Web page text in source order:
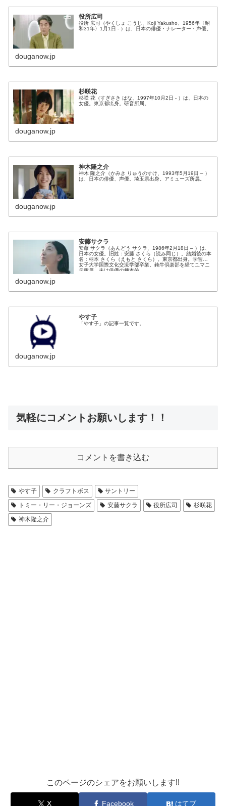
役所広司
役所 広司（やくしょ こうじ、Koji Yakusho、1956年〈昭
和31年〉1月1日 - ）は、日本の俳優・ナレーター・声優。
douganow.jp
杉咲花
杉咲 花（すぎさき はな、1997年10月2日 - ）は、日本の
女優。東京都出身。研音所属。
douganow.jp
神木隆之介
神木 隆之介（かみき りゅうのすけ、1993年5月19日 – ）
は、日本の俳優、声優。埼玉県出身。アミューズ所属。
douganow.jp
安藤サクラ
安藤 サクラ（あんどう サクラ、1986年2月18日 – ）は、
日本の女優。旧姓：安藤 さくら（読み同じ）。結婚後の本
名：柄本 さくら（えもと さくら）。東京都出身。学習院
女子大学国際文化交流学部卒業。鈍牛倶楽部を経てユマニ
テ所属。夫は俳優の柄本佑。
douganow.jp
やす子
「やす子」の記事一覧です。
douganow.jp
気軽にコメントお願いします！！
コメントを書き込む
やす子 クラフトボス
サントリー
トミー・リー・ジョーンズ
安藤サクラ 役所広司
杉咲花
神木隆之介
このページのシェアをお願いします!!
X Facebook はてブ